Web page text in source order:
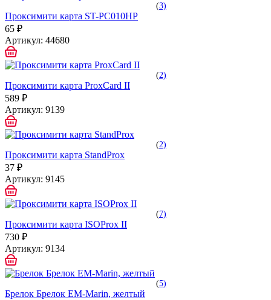
(3)
Проксимити карта ST-PC010HP
65 ₽
Артикул: 44680
(2)
Проксимити карта ProxCard II
589 ₽
Артикул: 9139
(2)
Проксимити карта StandProx
37 ₽
Артикул: 9145
(7)
Проксимити карта ISOProx II
730 ₽
Артикул: 9134
(5)
Брелок Брелок EM-Marin, желтый